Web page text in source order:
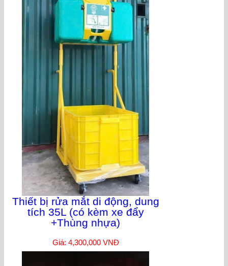
Thiết bị rửa mắt di động, dung
tích 35L (có kèm xe đẩy
+Thùng nhựa)
Giá: 4,300,000 VNĐ